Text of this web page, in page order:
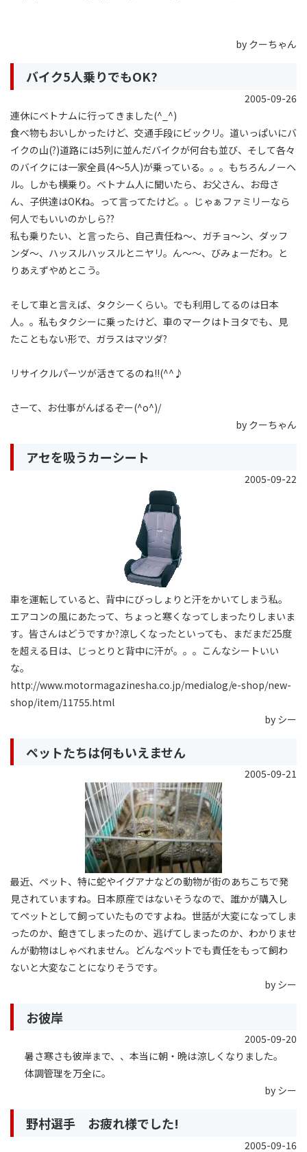
by クーちゃん
バイク5人乗りでもOK?
2005-09-26
連休にベトナムに行ってきました(^_^)
食べ物もおいしかったけど、交通手段にビックリ。道いっぱいにバ
イクの山(?)道路には5列に並んだバイクが何台も並び、そして各々
のバイクには一家全員(4〜5人)が乗っている。。。もちろんノーヘ
ル。しかも横乗り。ベトナム人に聞いたら、お父さん、お母さ
ん、子供達はOKね。って言ってたけど。。じゃぁファミリーなら
何人でもいいのかしら??
私も乗りたい、と言ったら、自己責任ね〜、ガチョ〜ン、ダッフ
ンダ〜、ハッスルハッスルとニヤリ。ん〜〜、びみょーだわ。と
りあえずやめとこう。
そして車と言えば、タクシーくらい。でも利用してるのは日本
人。。私もタクシーに乗ったけど、車のマークはトヨタでも、見
たこともない形で、ガラスはマツダ?
リサイクルパーツが活きてるのね!!(^^♪
さーて、お仕事がんばるぞー(^o^)/
by クーちゃん
アセを吸うカーシート
2005-09-22
車を運転していると、背中にびっしょりと汗をかいてしまう私。
エアコンの風にあたって、ちょっと寒くなってしまったりしまいま
す。皆さんはどうですか?涼しくなったといっても、まだまだ25度
を超える日は、じっとりと背中に汗が。。。こんなシートいい
な。
http://www.motormagazinesha.co.jp/medialog/e-shop/new-
shop/item/11755.html
by シー
ペットたちは何もいえません
2005-09-21
最近、ペット、特に蛇やイグアナなどの動物が街のあちこちで発
見されていますね。日本原産ではないそうなので、誰かが購入し
てペットとして飼っていたものですよね。世話が大変になってしま
ったのか、飽きてしまったのか、逃げてしまったのか、わかりませ
んが動物はしゃべれません。どんなペットでも責任をもって飼わ
ないと大変なことになりそうです。
by シー
お彼岸
2005-09-20
暑さ寒さも彼岸まで、、本当に朝・晩は涼しくなりました。
体調管理を万全に。
by シー
野村選手 お疲れ様でした!
2005-09-16